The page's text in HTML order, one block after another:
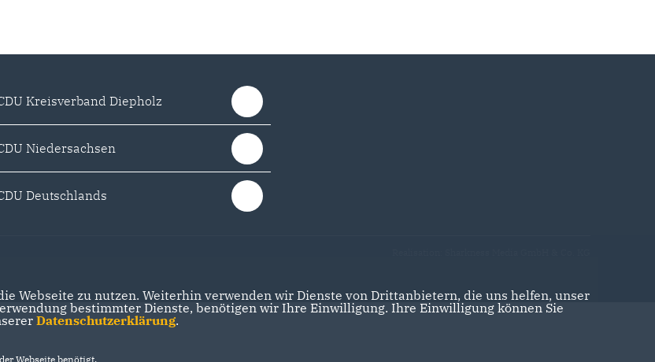
Kreisverband Diepholz
Niedersachsen
Deutschlands
Webseite zu nutzen. Weiterhin verwenden wir Dienste von Drittanbietern, die uns helfen, unser
bestimmter Dienste, benötigen wir Ihre Einwilligung. Ihre Einwilligung können Sie
Datenschutzerklärung.
Webseite benötigt.